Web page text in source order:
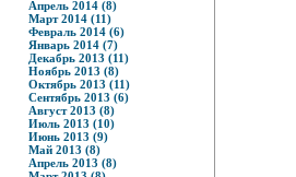
Апрель 2014 (8)
Март 2014 (11)
Февраль 2014 (6)
Январь 2014 (7)
Декабрь 2013 (11)
Ноябрь 2013 (8)
Октябрь 2013 (11)
Сентябрь 2013 (6)
Август 2013 (8)
Июль 2013 (10)
Июнь 2013 (9)
Май 2013 (8)
Апрель 2013 (8)